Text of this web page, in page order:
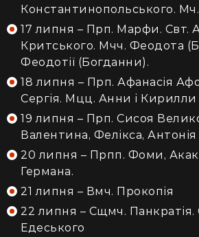
Константинопольського.
17 липня – Прп. Марфи. Свт.
Критського. Мчч. Феодота
Феодотії (Богданни).
18 липня – Прп. Афанасія
Сергія. Мцц. Анни і Кирилли
19 липня – Прп. Сисоя
Валентина, Фелікса, Антонія
20 липня – Прпп. Фоми,
Германа.
21 липня – Вмч. Прокопія
22 липня – Сщмч.
Едеського